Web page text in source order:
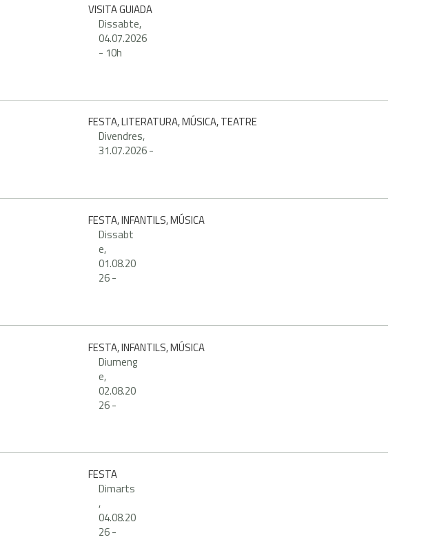
VISITA GUIADA
Dissabte,
04.07.2026
- 10h
FESTA, LITERATURA, MÚSICA, TEATRE
Divendres,
31.07.2026-
FESTA, INFANTILS, MÚSICA
Dissabt
e,
01.08.20
26-
FESTA, INFANTILS, MÚSICA
Diumeng
e,
02.08.20
26-
FESTA
Dimarts
,
04.08.20
26-